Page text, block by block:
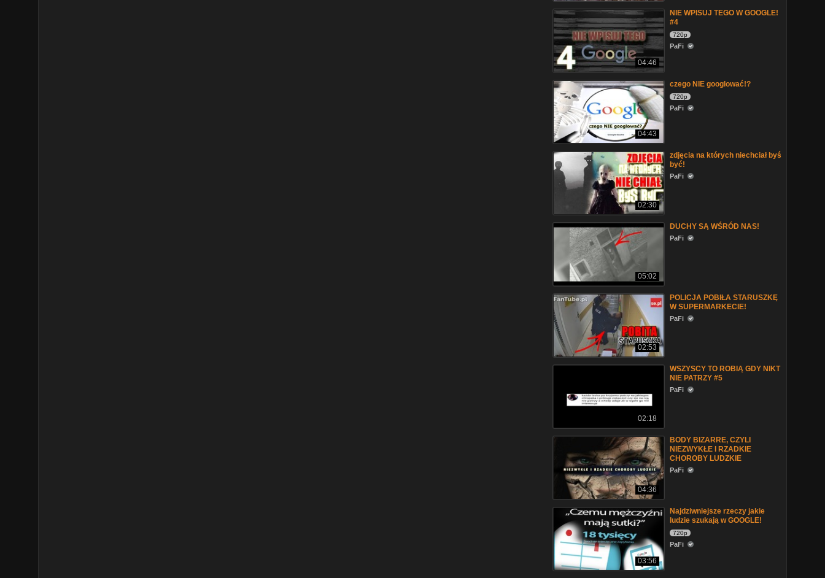
04:46
NIE WPISUJ TEGO W GOOGLE!
#4
720p
PaFi
04:43
czego NIE googlować!?
720p
PaFi
02:30
zdjęcia na których niechciał byś
być!
PaFi
05:02
DUCHY SĄ WŚRÓD NAS!
PaFi
02:53
POLICJA POBIŁA STARUSZKĘ
W SUPERMARKECIE!
PaFi
02:18
WSZYSCY TO ROBIĄ GDY NIKT
NIE PATRZY #5
PaFi
04:36
BODY BIZARRE, CZYLI
NIEZWYKŁE I RZADKIE
CHOROBY LUDZKIE
PaFi
03:56
Najdziwniejsze rzeczy jakie
ludzie szukają w GOOGLE!
720p
PaFi